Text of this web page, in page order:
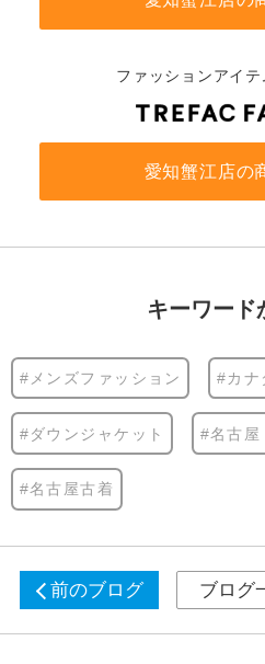
ファッションアイ
愛知蟹江店の
キーワード
#メンズファッション #カナ
#ダウンジャケット #名古屋
#名古屋古着
前のブログ ブログ